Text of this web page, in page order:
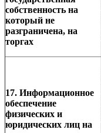
собственность на
который не
разграничена, на
торгах
17. Информационное
обеспечение
физических и
юридических лиц на